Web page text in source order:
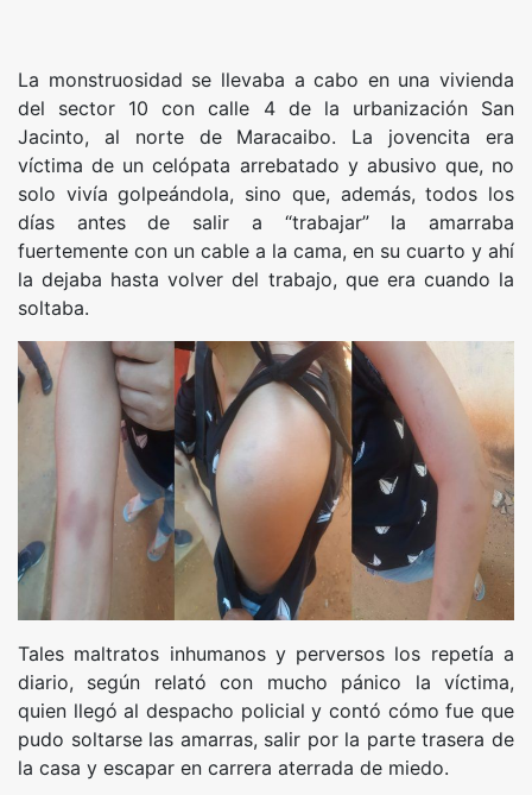
La monstruosidad se llevaba a cabo en una vivienda
del sector 10 con calle 4 de la urbanización San
Jacinto, al norte de Maracaibo. La jovencita era
víctima de un celópata arrebatado y abusivo que, no
solo vivía golpeándola, sino que, además, todos los
días antes de salir a “trabajar” la amarraba
fuertemente con un cable a la cama, en su cuarto y ahí
la dejaba hasta volver del trabajo, que era cuando la
soltaba.
Tales maltratos inhumanos y perversos los repetía a
diario, según relató con mucho pánico la víctima,
quien llegó al despacho policial y contó cómo fue que
pudo soltarse las amarras, salir por la parte trasera de
la casa y escapar en carrera aterrada de miedo.